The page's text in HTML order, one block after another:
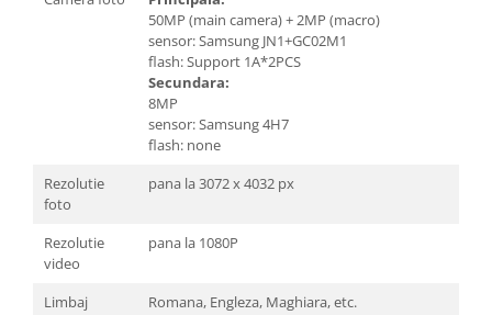
50MP (main camera) + 2MP (macro)
sensor: Samsung JN1+GC02M1
flash: Support 1A*2PCS
Secundara:
8MP
sensor: Samsung 4H7
flash: none
Rezolutie
foto
pana la 3072 x 4032 px
Rezolutie
video
pana la 1080P
Limbaj
Romana, Engleza, Maghiara, etc.